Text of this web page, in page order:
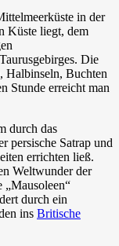
in der
Küste liegt, dem
Die
Halbinseln, Buchten
Stunde erreicht man
durch das
persische Satrap und
errichten ließ.
Weltwunder der
durch ein
ins Britische